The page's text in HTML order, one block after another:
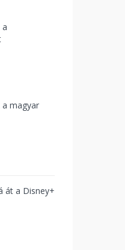
magyar
át a Disney+